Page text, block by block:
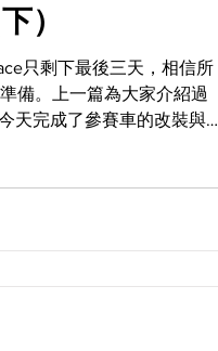
）
只剩下最後三天，相信所
備。上一篇為大家介紹過
天完成了參賽車的改裝與整